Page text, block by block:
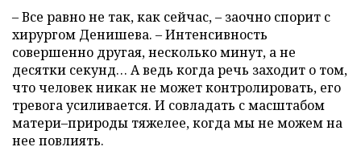
– Все равно не так, как сейчас, – заочно спорит с
хирургом Денишева. – Интенсивность
совершенно другая, несколько минут, а не
десятки секунд… А ведь когда речь заходит о том,
что человек никак не может контролировать, его
тревога усиливается. И совладать с масштабом
матери–природы тяжелее, когда мы не можем на
нее повлиять.